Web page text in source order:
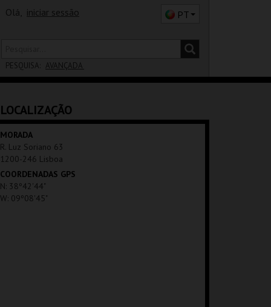
Olá, iniciar sessão PT
PESQUISA: AVANÇADA
SALA
LOCALIZAÇÃO
MORADA
R. Luz Soriano 63
1200-246 Lisboa
COORDENADAS GPS
N: 38º42'44"
W: 09º08'45"